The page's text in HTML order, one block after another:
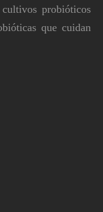
probióticos
que cuidan